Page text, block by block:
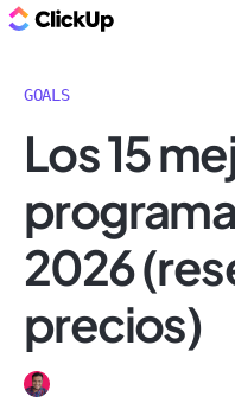
GOALS
Los 15
2026
precios)